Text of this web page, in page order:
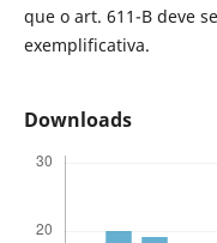
que o art. 611-B deve
exemplificativa.
Downloads